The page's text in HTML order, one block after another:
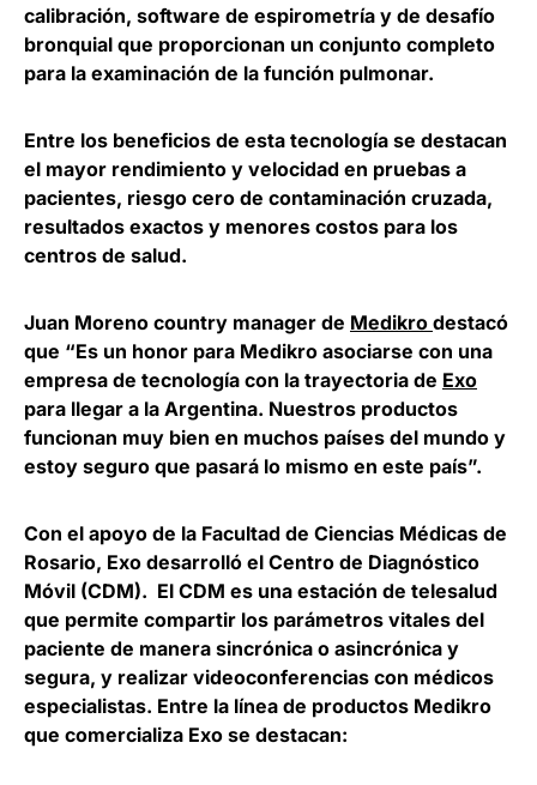
calibración, software de espirometría y de desafío
bronquial que proporcionan un conjunto completo
para la examinación de la función pulmonar.
Entre los beneficios de esta tecnología se destacan
el mayor rendimiento y velocidad en pruebas a
pacientes, riesgo cero de contaminación cruzada,
resultados exactos y menores costos para los
centros de salud.
Juan Moreno country manager de Medikro destacó
que “Es un honor para Medikro asociarse con una
empresa de tecnología con la trayectoria de Exo
para llegar a la Argentina. Nuestros productos
funcionan muy bien en muchos países del mundo y
estoy seguro que pasará lo mismo en este país”.
Con el apoyo de la Facultad de Ciencias Médicas de
Rosario, Exo desarrolló el Centro de Diagnóstico
Móvil (CDM). El CDM es una estación de telesalud
que permite compartir los parámetros vitales del
paciente de manera sincrónica o asincrónica y
segura, y realizar videoconferencias con médicos
especialistas. Entre la línea de productos Medikro
que comercializa Exo se destacan: